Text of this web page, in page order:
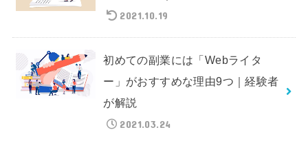
2021.10.19
初めての副業には「Webライタ
ー」がおすすめな理由9つ｜経験者
が解説
2021.03.24